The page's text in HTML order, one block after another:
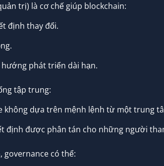
trị) là cơ chế giúp blockchain:
định thay đổi.
phát triển dài hạn.
tập trung:
không dựa trên mệnh lệnh từ một trung
định được phân tán cho những người
governance có thể: